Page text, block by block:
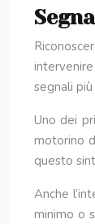
segnali
Uno dei
motorino
questo
Anche
minimo o